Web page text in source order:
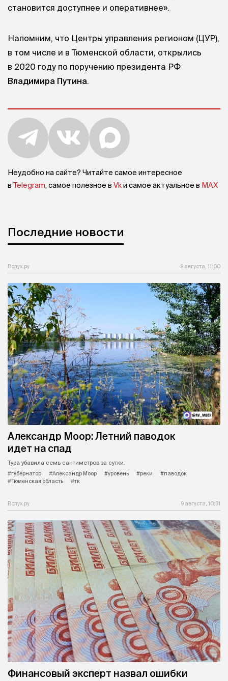
становится доступнее и оперативнее».
Напомним, что Центры управления регионом (ЦУР),
в том числе и в Тюменской области, открылись
в 2020 году по поручению президента РФ
Владимира Путина.
Неудобно на сайте? Читайте самое интересное
в Telegram, самое полезное в Vkи самое актуальное в MAX
Последние новости
Вслух.ру 9 августа, 11:00
Александр Моор: Летний паводок
идет на спад
Тура убавила семь сантиметров за сутки.
#губернатор
#Александр Моор #уровень #реки
#паводок
#Тюменская область
#тк
Вслух.ру 9 августа, 10:31
Финансовый эксперт назвал ошибки